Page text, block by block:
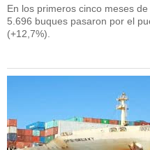
En los primeros cinco meses de
5.696 buques pasaron por el
(+12,7%).